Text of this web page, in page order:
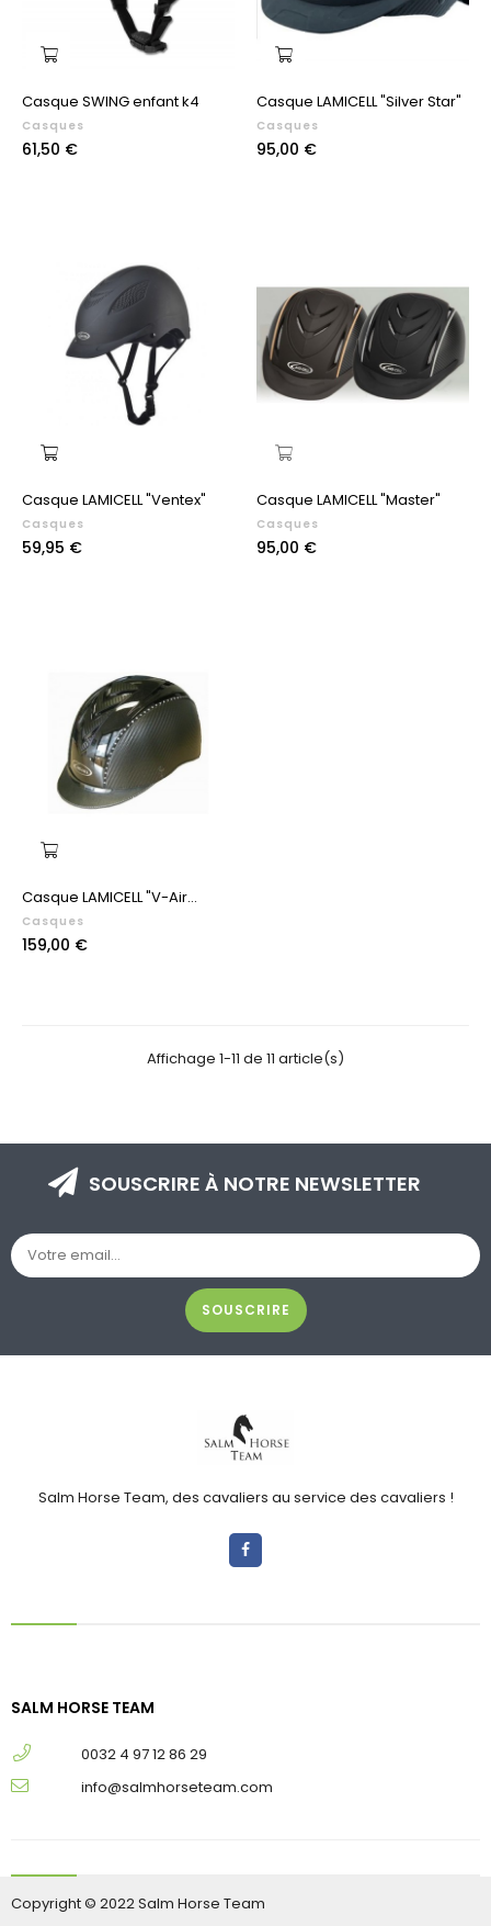
Casque SWING enfant k4
Casques
Prix
61,50 €
Casque LAMICELL "Silver Star"
Casques
Prix
95,00 €
Casque LAMICELL "Ventex"
Casques
Prix
59,95 €
Casque LAMICELL "Master"
Casques
Prix
95,00 €
Casque LAMICELL "V-Air...
Casques
Prix
159,00 €
Affichage 1-11 de 11 article(s)
SOUSCRIRE À NOTRE NEWSLETTER
SOUSCRIRE
Salm Horse Team, des cavaliers au service des cavaliers !
SALM HORSE TEAM
0032 4 97 12 86 29
info@salmhorseteam.com
Copyright © 2022 Salm Horse Team